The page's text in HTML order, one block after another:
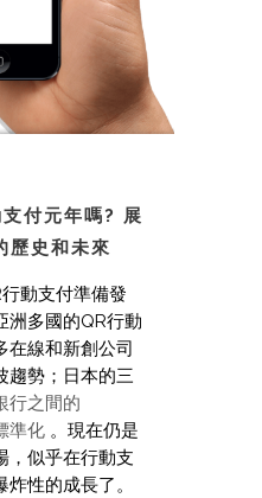
付元年嗎? 展
歷史和未來
動支付準備發
洲多國的QR行動
在線和新創公司
趨勢；日本的三
行之間的
準化 。現在仍是
，似乎在行動支
性的成長了。